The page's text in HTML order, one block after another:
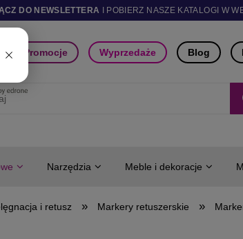
DO NEWSLETTERA I POBIERZ NASZE KATALOGI W
Promocje Wyprzedaże Blog
Narzędzia Meble i dekoracje
i retusz » Markery retuszerskie »